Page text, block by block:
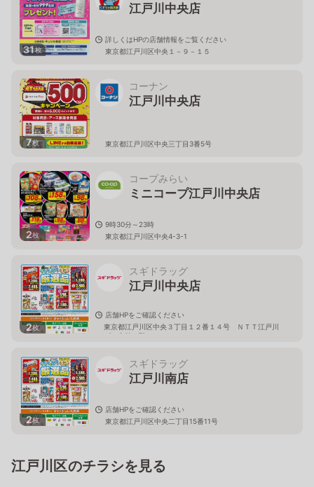
31枚
江戸川中央店
詳しくはHPの店舗情報をご覧ください
東京都江戸川区中央１－９－１５
7枚
コーナン
江戸川中央店
東京都江戸川区中央三丁目3番5号
2枚
コープみらい
ミニコープ江戸川中央店
9時30分～23時
東京都江戸川区中央4-3-1
2枚
スギドラッグ
江戸川中央店
店舗HPをご確認ください
東京都江戸川区中央３丁目１２番１４号 ＮＴＴ江戸川
ビル本館１階
2枚
スギドラッグ
江戸川南店
店舗HPをご確認ください
東京都江戸川区中央二丁目15番11号
江戸川区のチラシを見る